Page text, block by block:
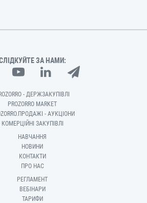
ЗА НАМИ:
- ДЕРЖЗАКУПІВЛІ
PROZORRO MARKET
- АУКЦІОНИ
КОМЕРЦІЙНІ ЗАКУПІВЛІ
НАВЧАННЯ
НОВИНИ
КОНТАКТИ
ПРО НАС
РЕГЛАМЕНТ
ВЕБІНАРИ
ТАРИФИ